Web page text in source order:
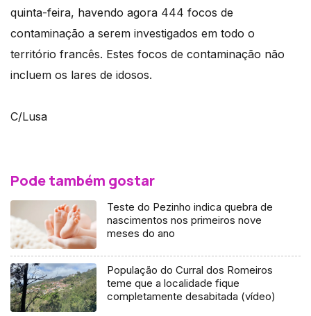
quinta-feira, havendo agora 444 focos de
contaminação a serem investigados em todo o
território francês. Estes focos de contaminação não
incluem os lares de idosos.
C/Lusa
Pode também gostar
Teste do Pezinho indica quebra de
nascimentos nos primeiros nove
meses do ano
População do Curral dos Romeiros
teme que a localidade fique
completamente desabitada (vídeo)